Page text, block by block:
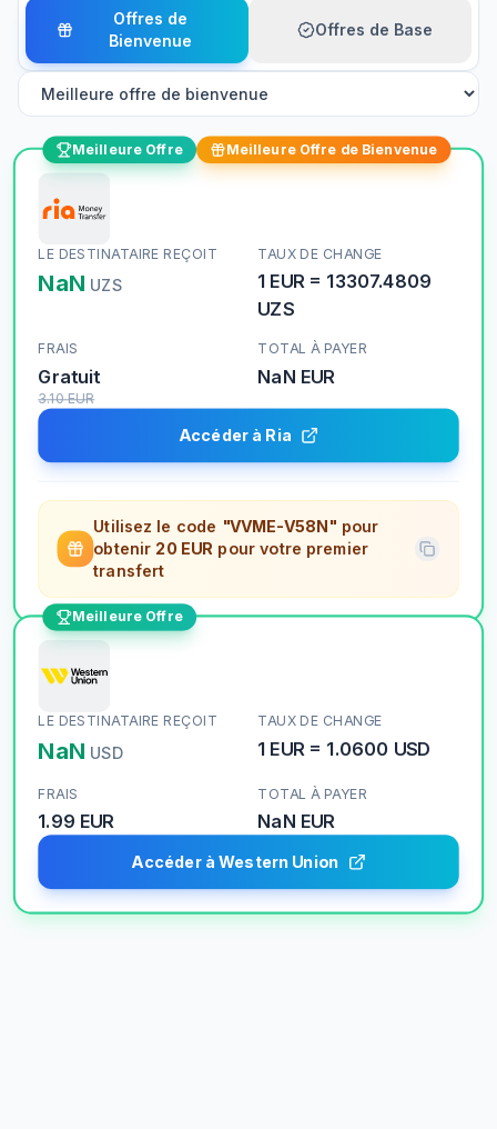
Offres de
Bienvenue
Offres de Base
Meilleure Offre Meilleure Offre de Bienvenue
LE DESTINATAIRE REÇOIT
NaN UZS
TAUX DE CHANGE
1 EUR= 13307.4809
UZS
FRAIS
Gratuit
3.10EUR
TOTAL À PAYER
NaN EUR
Accéder à Ria
Utilisez le code "VVME-V58N" pour
obtenir 20 EUR pour votre premier
transfert
Meilleure Offre
LE DESTINATAIRE REÇOIT
NaN USD
TAUX DE CHANGE
1 EUR= 1.0600 USD
FRAIS
1.99 EUR
TOTAL À PAYER
NaN EUR
Accéder à Western Union